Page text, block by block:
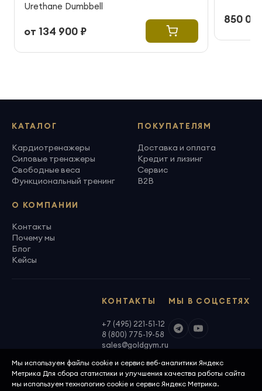
Urethane Dumbbell
от 134 900 ₽
850
КАТАЛОГ
Кардиотренажеры
Силовые тренажеры
Свободные веса
Функциональный тренинг
ПОКУПАТЕЛЯМ
Доставка и оплата
Кредит и лизинг
Сервис
B2B
О КОМПАНИИ
Контакты
Почему мы
Блог
Кейсы
МЫ В СОЦСЕТЯХ
КОНТАКТЫ
+7 (495) 221-51-12
8 (800) 775-19-58
sales@goldgym.ru
Мы используем файлы cookie и сервис веб-аналитики Яндекс
Метрика Для сбора статистики и улучшения качества работы сайта
мы используем технологию cookie и сервис Яндекс Метрика.